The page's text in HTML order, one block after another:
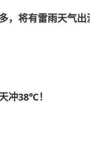
，将有雷雨天气出
冲38℃！